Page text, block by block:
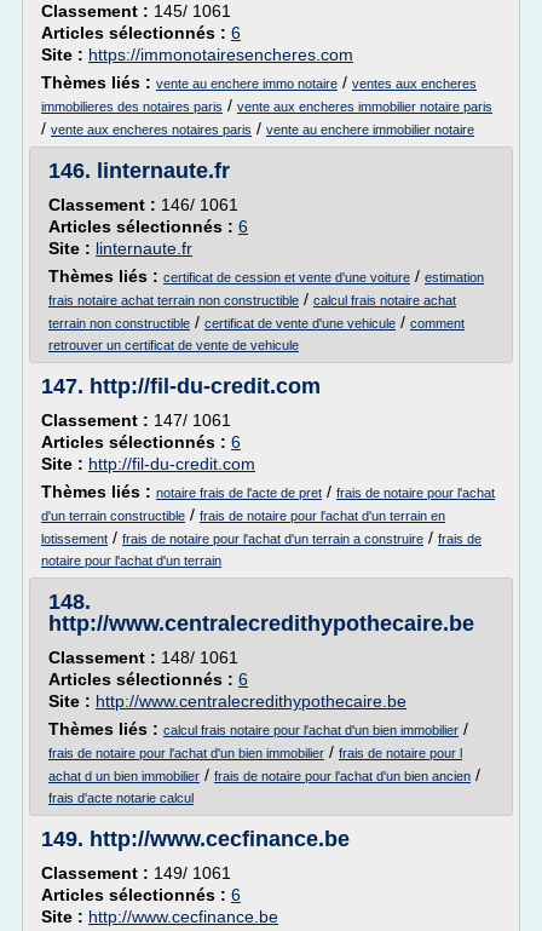
Classement : 145/ 1061
Articles sélectionnés : 6
Site : https://immonotairesencheres.com
Thèmes liés : vente au enchere immo notaire / ventes aux encheres
immobilieres des notaires paris / vente aux encheres immobilier notaire paris
/ vente aux encheres notaires paris / vente au enchere immobilier notaire
146. linternaute.fr
Classement : 146/ 1061
Articles sélectionnés : 6
Site : linternaute.fr
Thèmes liés : certificat de cession et vente d'une voiture / estimation
frais notaire achat terrain non constructible / calcul frais notaire achat
terrain non constructible / certificat de vente d'une vehicule / comment
retrouver un certificat de vente de vehicule
147. http://fil-du-credit.com
Classement : 147/ 1061
Articles sélectionnés : 6
Site : http://fil-du-credit.com
Thèmes liés : notaire frais de l'acte de pret / frais de notaire pour l'achat
d'un terrain constructible / frais de notaire pour l'achat d'un terrain en
lotissement / frais de notaire pour l'achat d'un terrain a construire / frais de
notaire pour l'achat d'un terrain
148.
http://www.centralecredithypothecaire.be
Classement : 148/ 1061
Articles sélectionnés : 6
Site : http://www.centralecredithypothecaire.be
Thèmes liés : calcul frais notaire pour l'achat d'un bien immobilier /
frais de notaire pour l'achat d'un bien immobilier / frais de notaire pour l
achat d un bien immobilier / frais de notaire pour l'achat d'un bien ancien /
frais d'acte notarie calcul
149. http://www.cecfinance.be
Classement : 149/ 1061
Articles sélectionnés : 6
Site : http://www.cecfinance.be